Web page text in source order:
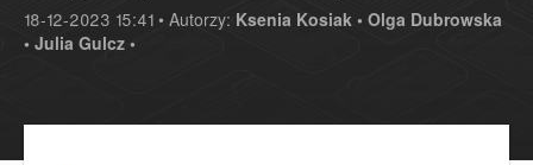
18-12-2023 15:41 • Autorzy: Ksenia Kosiak • Olga Dubrowska
• Julia Gulcz •